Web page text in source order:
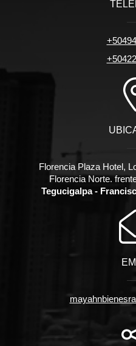
Florencia Plaza Hotel,
Florencia Norte.
Tegucigalpa -